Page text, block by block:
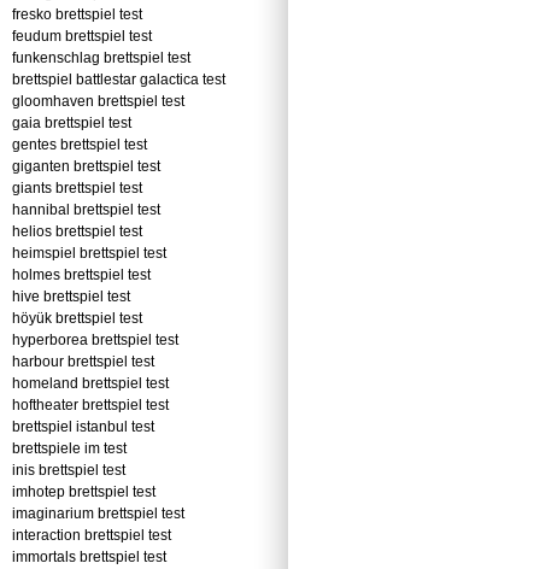
fresko brettspiel test
feudum brettspiel test
funkenschlag brettspiel test
brettspiel battlestar galactica test
gloomhaven brettspiel test
gaia brettspiel test
gentes brettspiel test
giganten brettspiel test
giants brettspiel test
hannibal brettspiel test
helios brettspiel test
heimspiel brettspiel test
holmes brettspiel test
hive brettspiel test
höyük brettspiel test
hyperborea brettspiel test
harbour brettspiel test
homeland brettspiel test
hoftheater brettspiel test
brettspiel istanbul test
brettspiele im test
inis brettspiel test
imhotep brettspiel test
imaginarium brettspiel test
interaction brettspiel test
immortals brettspiel test